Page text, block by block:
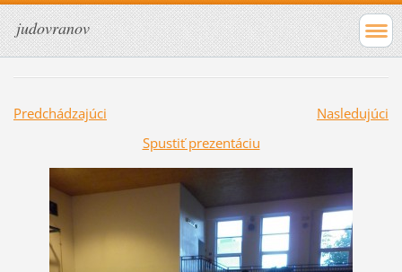
judovranov
Predchádzajúci
Nasledujúci
Spustiť prezentáciu